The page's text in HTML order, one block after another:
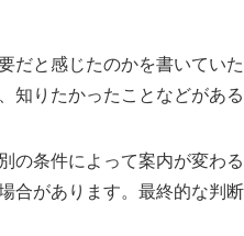
だと感じたのかを書いてい
りたかったことなどがある
の条件によって案内が変わ
合があります。最終的な判